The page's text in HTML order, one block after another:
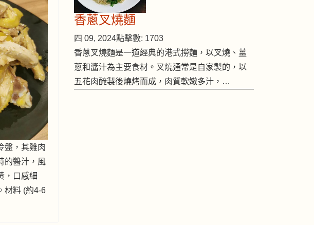
盤，其雞肉
的醬汁，風
，口感細
材料 (約4-6
香蔥叉燒麵
四 09, 2024點擊數: 1703
香蔥叉燒麵是一道經典的港式撈麵，以叉燒、薑
蔥和醬汁為主要食材。叉燒通常是自家製的，以
五花肉醃製後燒烤而成，肉質軟嫩多汁，…